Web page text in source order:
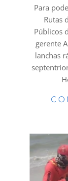
14
Para
Rutas
Públicos
gerente
lanchas